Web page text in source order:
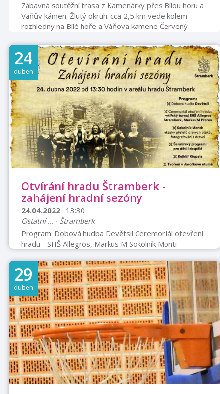
Zábavná soutěžní trasa z Kamenárky přes Bílou horu a
Váňův kámen. Žlutý okruh: cca 2,5 km vede kolem
rozhledny na Bílé hoře a Váňova kamene Červený
handicapem; Ekovýzva UPOZORNĚNÍ: V těchto dnech
bude část Štramberka pro automobily uzavřena. Cena
Plné vstupné: 50 Kč Celkem za oba okruhy
24
duben
Otvírání hradu Štramberk -
zahájení hradní sezóny
24.04.2022 · 13:30
Ostatní ... · Štramberk
Program: Dobová hudba Devětsil Ceremoniál otevření
hradu - SHŠ Allegros, Markus M Sokolník Monti
Tvoření v Jaroňkově útulně Cena Plné vstupné: 60 Kč
Snížené vstupné: 30 Kč
29
duben